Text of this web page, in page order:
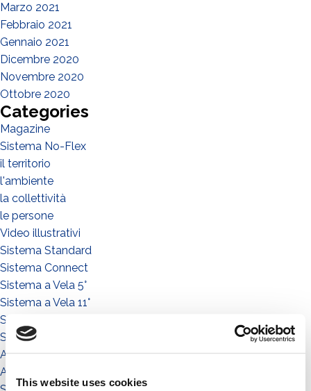
This website uses cookies
Marzo 2021
Febbraio 2021
Gennaio 2021
Dicembre 2020
Novembre 2020
Ottobre 2020
Categories
Magazine
Sistema No-Flex
il territorio
l'ambiente
la collettività
le persone
Video illustrativi
Sistema Standard
Sistema Connect
Sistema a Vela 5°
Sistema a Vela 11°
Sistema Est-Ovest
Sistemi
Accessori
Accessorio